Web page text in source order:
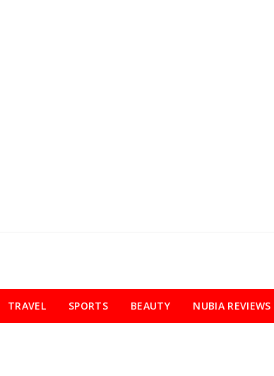
TRAVEL SPORTS BEAUTY NUBIA REVIEWS